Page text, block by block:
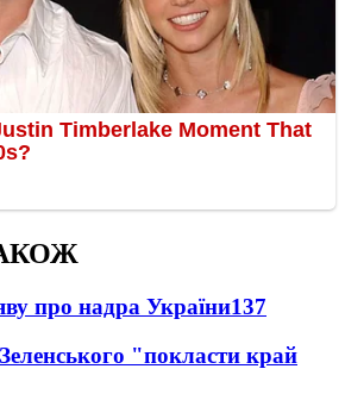
про надра України137
"покласти край